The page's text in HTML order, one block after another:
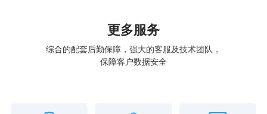
更多服务
综合的配套后勤保障，强大的客服及技术团队，
保障客户数据安全